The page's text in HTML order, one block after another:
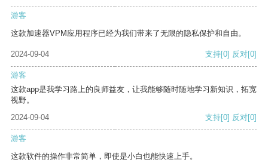
游客
这款加速器VPM应用程序已经为我们带来了无限的隐私保护和自由。
2024-09-04 支持[0] 反对[0]
游客
这款app是我学习路上的良师益友，让我能够随时随地学习新知识，拓宽
视野。
2024-09-04
支持[0] 反对[0]
游客
这款软件的操作非常简单，即使是小白也能快速上手。